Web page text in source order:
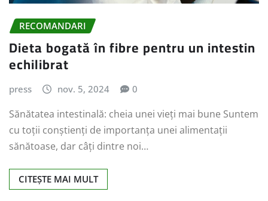
RECOMANDARI
Dieta bogată în fibre pentru un intestin
echilibrat
press nov. 5, 2024 0
Sănătatea intestinală: cheia unei vieți mai bune Suntem
cu toții conștienți de importanța unei alimentații
sănătoase, dar câți dintre noi…
CITEȘTE MAI MULT